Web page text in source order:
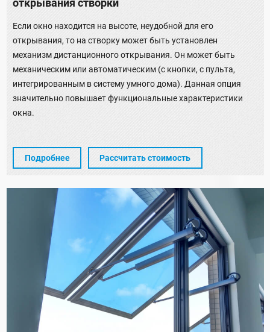
открывания створки
Если окно находится на высоте, неудобной для его
открывания, то на створку может быть установлен
механизм дистанционного открывания. Он может быть
механическим или автоматическим (с кнопки, с пульта,
интегрированным в систему умного дома). Данная опция
значительно повышает функциональные характеристики
окна.
Подробнее Рассчитать стоимость